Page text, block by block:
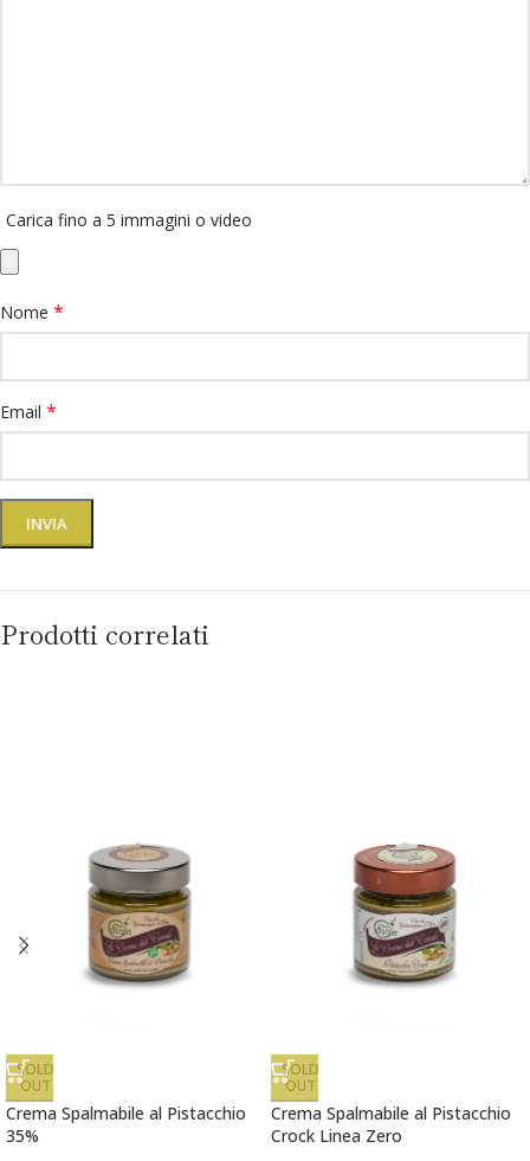
Carica fino a 5 immagini o video
Nome *
Email *
Prodotti correlati
SOLD
OUT
Crema Spalmabile al Pistacchio
35%
SOLD
OUT
Crema Spalmabile al Pistacchio
Crock Linea Zero